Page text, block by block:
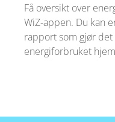
Få oversikt over
WiZ-appen. Du kan
rapport som gjør
energiforbruket